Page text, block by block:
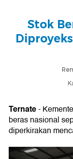
Stok
Ternate-
beras nasional
diperkirakan